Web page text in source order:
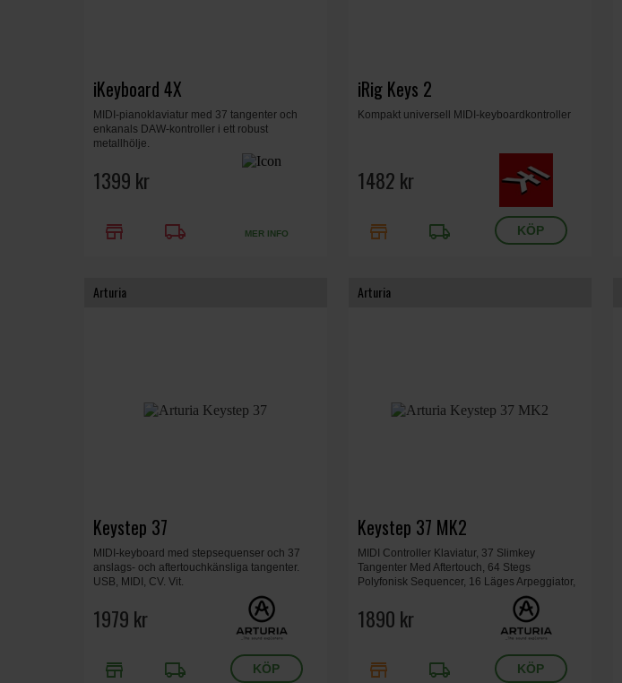
iKeyboard 4X
MIDI-pianoklaviatur med 37 tangenter och
enkanals DAW-kontroller i ett robust
metallhölje.
1399 kr
store local_shipping MER INFO
iRig Keys 2
Kompakt universell MIDI-keyboardkontroller
1482 kr
store local_shipping
Arturia
Keystep 37
MIDI-keyboard med stepsequenser och 37
anslags- och aftertouchkänsliga tangenter.
USB, MIDI, CV. Vit.
1979 kr
store local_shipping
Arturia
Keystep 37 MK2
MIDI Controller Klaviatur, 37 Slimkey
Tangenter Med Aftertouch, 64 Stegs
Polyfonisk Sequencer, 16 Läges Arpeggiator,
USB C MIDI Anslutning, Mått 48,4 x 14,5 x 5
cm, Vikt 1,1 kg.
1890 kr
store local_shipping